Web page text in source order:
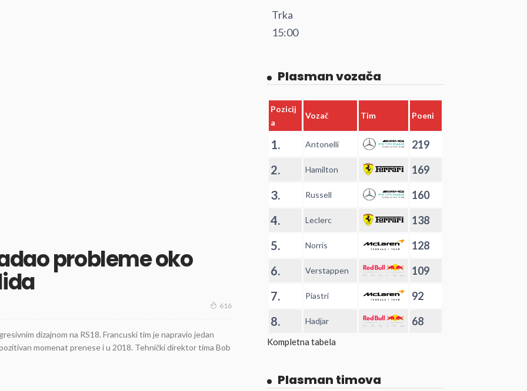
probleme oko
616
dizajnom na RS18. Francuski tim je napravio jedan
momenat prenese i u 2018. Tehnički direktor tima Bob
Trka
15:00
Plasman vozača
Pozicij
a
Vozač Tim Poeni
1. Antonelli 219
2. Hamilton 169
3. Russell 160
4. Leclerc 138
5. Norris 128
6. Verstappen 109
7. Piastri 92
8. Hadjar 68
Kompletna tabela
Plasman timova